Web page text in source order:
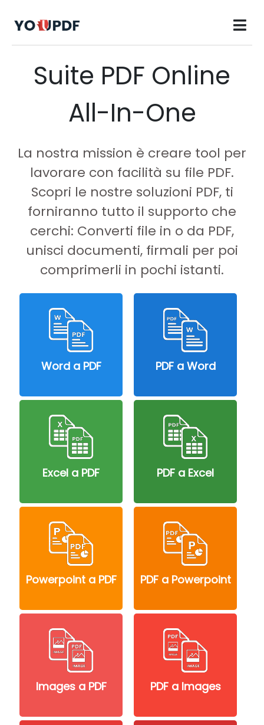
Suite PDF Online
All-In-One
La nostra mission è creare tool per
lavorare con facilità su file PDF.
Scopri le nostre soluzioni PDF, ti
forniranno tutto il supporto che
cerchi: Converti file in o da PDF,
unisci documenti, firmali per poi
comprimerli in pochi istanti.
Word a PDF PDF a Word
Excel a PDF PDF a Excel
Powerpoint a PDF PDF a Powerpoint
Images a PDF PDF a Images